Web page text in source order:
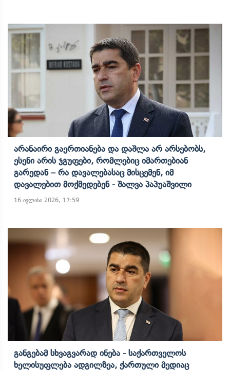
Არანაირი Გაერთიანება Და Დაშლა Არ Არსებობს,
Ესენი Არის Ჯგუფები, Რომლებიც Იმართებიან
Გარედან – Რა Დავალებასაც Მისცემენ, Იმ
Დავალებით Მოქმედებენ - Შალვა Პაპუაშვილი
16 ივლისი 2026, 17:59
Განგებამ Სხვაგვარად Ინება - Საქართველოს
Ხელისუფლება Ადგილზეა, Ქართული Მედიაც